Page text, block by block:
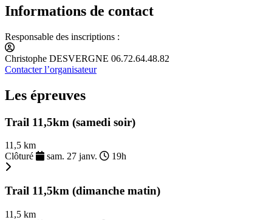
Informations de contact
Responsable des inscriptions :
Christophe DESVERGNE 06.72.64.48.82
Contacter l’organisateur
Les épreuves
Trail 11,5km (samedi soir)
11,5 km
Clôturé
sam. 27 janv. 19h
Trail 11,5km (dimanche matin)
11,5 km